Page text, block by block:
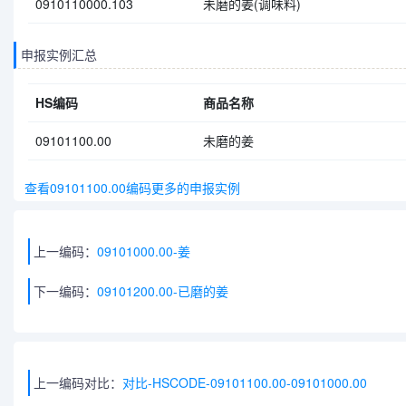
0910110000.103 未磨的姜(调味料)
申报实例汇总
HS编码 商品名称
09101100.00 未磨的姜
查看09101100.00编码更多的申报实例
上一编码： 09101000.00-姜
下一编码： 09101200.00-已磨的姜
上一编码对比： 对比-HSCODE-09101100.00-09101000.00